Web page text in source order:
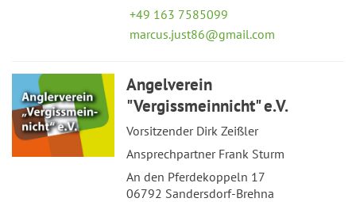
+49 163 7585099
marcus.just86@gmail.com
Angelverein
"Vergissmeinnicht" e.V.
Vorsitzender Dirk Zeißler
Ansprechpartner Frank Sturm
An den Pferdekoppeln 17
06792 Sandersdorf-Brehna